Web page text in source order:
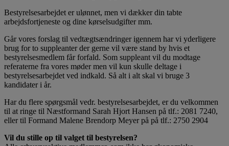
Bestyrelsesarbejdet er ulønnet, men vi dækker din tabte
arbejdsfortjeneste og dine kørselsudgifter mm.
Går vores forslag til vedtægtsændringer igennem har vi yderligere
brug for to suppleanter der gerne vil være stand by hvis et
bestyrelsesmedlem får forfald. Som suppleant vil du modtage
referaterne fra vores møder men vil kun skulle deltage i
bestyrelsesarbejdet ved indkald. Så alt i alt skal vi bruge 3
kandidater i år.
Har du flere spørgsmål vedr. bestyrelsesarbejdet, er du velkommen
til at ringe til Næstformand Sarah Hjort Hansen på tlf.: 2081 7240,
eller til Formand Malene Brendorp Meyer på på tlf.: 2750 2904
Vil du stille op til valget til bestyrelsen?